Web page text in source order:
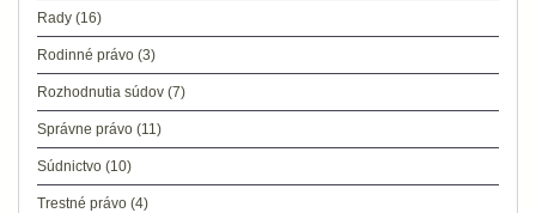
Rady (16)
Rodinné právo (3)
Rozhodnutia súdov (7)
Správne právo (11)
Súdnictvo (10)
Trestné právo (4)